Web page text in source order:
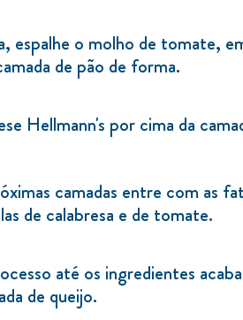
espalhe o molho de tomate,
de pão de forma.
Hellmann's por cima da
camadas entre com as
de calabresa e de tomate.
até os ingredientes
de queijo.